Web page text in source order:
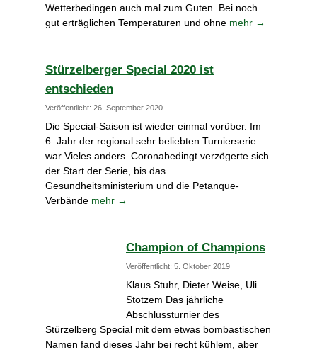
Wetterbedingen auch mal zum Guten. Bei noch
gut erträglichen Temperaturen und ohne mehr →
Stürzelberger Special 2020 ist
entschieden
Veröffentlicht: 26. September 2020
Die Special-Saison ist wieder einmal vorüber. Im
6. Jahr der regional sehr beliebten Turnierserie
war Vieles anders. Coronabedingt verzögerte sich
der Start der Serie, bis das
Gesundheitsministerium und die Petanque-
Verbände mehr →
Champion of Champions
Veröffentlicht: 5. Oktober 2019
Klaus Stuhr, Dieter Weise, Uli
Stotzem Das jährliche
Abschlussturnier des
Stürzelberg Special mit dem etwas bombastischen
Namen fand dieses Jahr bei recht kühlem, aber